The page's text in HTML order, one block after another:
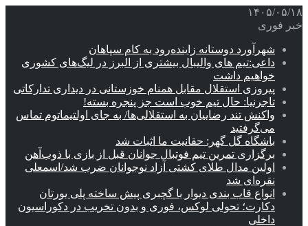
۱۴۰۵/۰۵/۱۸
خبر فوری
شهرآورد دوستانه زاینده‌رود به کام سپاهان
داعی:تیم های والیبال بیشتری از البرز در لیگ‌های کشوری
خواهیم داشت
پیروزی استقلال مقابل همنام خوزستانی در دیداری تدارکاتی
تاجرنیا: حال تیم خوب است جز پنجره بسته!
واکنش تند رضاییان به استقلالی‌ها/ به جای اولتیماتوم تماس
می‌گرفتید
باشگاه گل گهر: حقانیت ما اثبات شد
برگزاری تمرین تیم فوتبال جوانان قبل از بازی با ذوب‌آهن
اولین مدال طلای کشتی آزاد نوجوانان ضرب شد/اسمعلی
نقره‌ای شد
انواع قاب بندی دیوار با گچبری پیش ساخته پلی یورتان
دکارت؛ تحولی لوکس، فوری و بدون تخریب در دکوراسیون
داخلی